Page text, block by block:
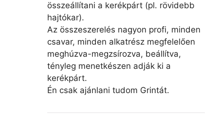
összeállítani a kerékpárt (pl. rövidebb
hajtókar).
Az összeszerelés nagyon profi, minden
csavar, minden alkatrész megfelelően
meghúzva-megzsírozva, beállítva,
tényleg menetkészen adják ki a
kerékpárt.
Én csak ajánlani tudom Grintát.